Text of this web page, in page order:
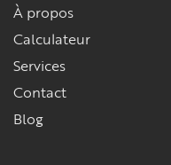
À propos
Calculateur
Services
Contact
Blog